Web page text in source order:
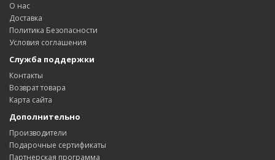
О нас
Доставка
Политика Безопасности
Условия соглашения
Служба поддержки
Контакты
Возврат товара
Карта сайта
Дополнительно
Производители
Подарочные сертификаты
Партнерская программа